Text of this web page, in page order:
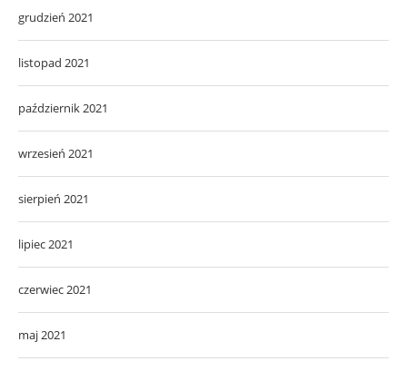
grudzień 2021
listopad 2021
październik 2021
wrzesień 2021
sierpień 2021
lipiec 2021
czerwiec 2021
maj 2021